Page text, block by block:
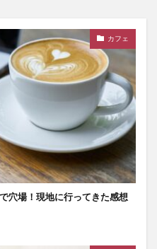
カフェ
穴場！現地に行ってきた感想